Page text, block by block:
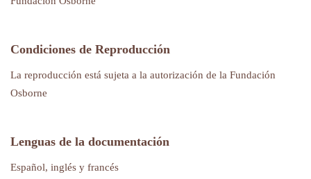
Condiciones de Reproducción
La reproducción está sujeta a la autorización de la Fundación
Osborne
Lenguas de la documentación
Español, inglés y francés